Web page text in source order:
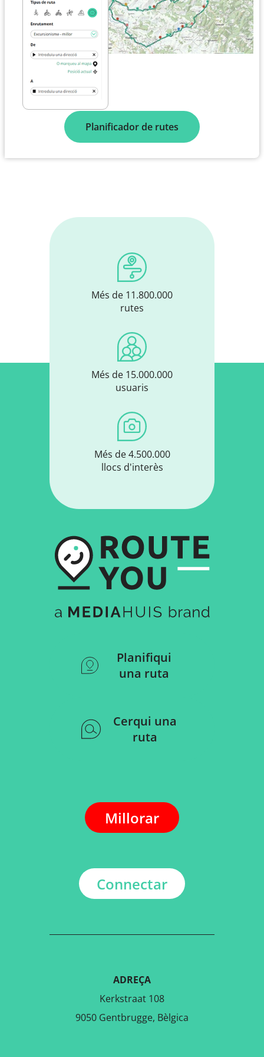
Planificador de rutes
Més de 11.800.000
rutes
Més de 15.000.000
usuaris
Més de 4.500.000
llocs d'interès
Planifiqui
una ruta
Cerqui una
ruta
Millorar
Connectar
ADREÇA
Kerkstraat 108
9050 Gentbrugge, Bèlgica